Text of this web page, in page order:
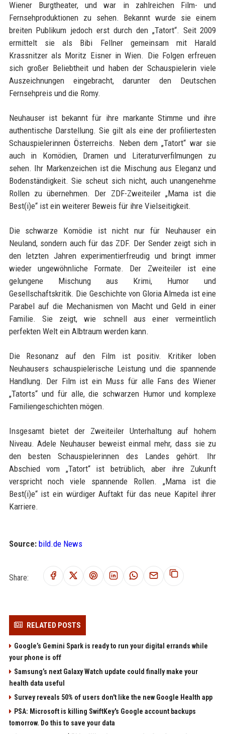
Wiener Burgtheater, und war in zahlreichen Film- und
Fernsehproduktionen zu sehen. Bekannt wurde sie einem
breiten Publikum jedoch erst durch den „Tatort“. Seit 2009
ermittelt sie als Bibi Fellner gemeinsam mit Harald
Krassnitzer als Moritz Eisner in Wien. Die Folgen erfreuen
sich großer Beliebtheit und haben der Schauspielerin viele
Auszeichnungen eingebracht, darunter den Deutschen
Fernsehpreis und die Romy.
Neuhauser ist bekannt für ihre markante Stimme und ihre
authentische Darstellung. Sie gilt als eine der profiliertesten
Schauspielerinnen Österreichs. Neben dem „Tatort“ war sie
auch in Komödien, Dramen und Literaturverfilmungen zu
sehen. Ihr Markenzeichen ist die Mischung aus Eleganz und
Bodenständigkeit. Sie scheut sich nicht, auch unangenehme
Rollen zu übernehmen. Der ZDF-Zweiteiler „Mama ist die
Best(i)e“ ist ein weiterer Beweis für ihre Vielseitigkeit.
Die schwarze Komödie ist nicht nur für Neuhauser ein
Neuland, sondern auch für das ZDF. Der Sender zeigt sich in
den letzten Jahren experimentierfreudig und bringt immer
wieder ungewöhnliche Formate. Der Zweiteiler ist eine
gelungene Mischung aus Krimi, Humor und
Gesellschaftskritik. Die Geschichte von Gloria Almeda ist eine
Parabel auf die Mechanismen von Macht und Geld in einer
Familie. Sie zeigt, wie schnell aus einer vermeintlich
perfekten Welt ein Albtraum werden kann.
Die Resonanz auf den Film ist positiv. Kritiker loben
Neuhausers schauspielerische Leistung und die spannende
Handlung. Der Film ist ein Muss für alle Fans des Wiener
„Tatorts“ und für alle, die schwarzen Humor und komplexe
Familiengeschichten mögen.
Insgesamt bietet der Zweiteiler Unterhaltung auf hohem
Niveau. Adele Neuhauser beweist einmal mehr, dass sie zu
den besten Schauspielerinnen des Landes gehört. Ihr
Abschied vom „Tatort“ ist betrüblich, aber ihre Zukunft
verspricht noch viele spannende Rollen. „Mama ist die
Best(i)e“ ist ein würdiger Auftakt für das neue Kapitel ihrer
Karriere.
Source: bild.de News
Share:
RELATED POSTS
Google’s Gemini Spark is ready to run your digital errands while
your phone is off
Samsung’s next Galaxy Watch update could finally make your
health data useful
Survey reveals 50% of users don't like the new Google Health app
PSA: Microsoft is killing SwiftKey's Google account backups
tomorrow. Do this to save your data